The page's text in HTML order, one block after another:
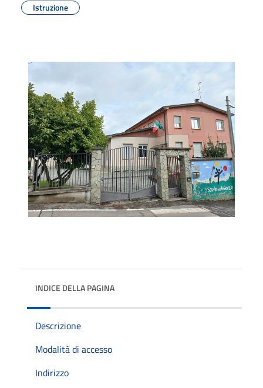
Istruzione
INDICE DELLA PAGINA
Descrizione
Modalità di accesso
Indirizzo